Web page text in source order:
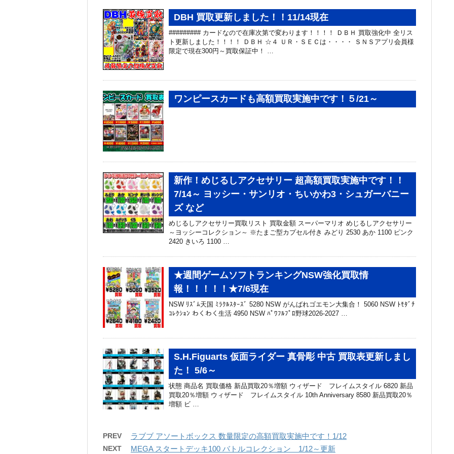
DBH 買取更新しました！！11/14現在
######### カードなので在庫次第で変わります！！！！ ＤＢＨ 買取強化中 全リス
ト更新しました！！！！ ＤＢＨ ☆４ ＵＲ・ＳＥＣは・・・・ ＳＮＳアプリ会員様
限定で現在300円～買取保証中！ …
ワンピースカードも高額買取実施中です！５/21～
新作！めじるしアクセサリー 超高額買取実施中です！！
7/14～ ヨッシー・サンリオ・ちいかわ3・シュガーバニー
ズ など
めじるしアクセサリー買取リスト 買取金額 スーパーマリオ めじるしアクセサリー
～ヨッシーコレクション～ ※たまご型カプセル付き みどり 2530 あか 1100 ピンク
2420 きいろ 1100 …
★週間ゲームソフトランキングNSW強化買取情
報！！！！！★7/6現在
NSW ﾘｽﾞﾑ天国 ﾐﾗｸﾙｽﾀｰｽﾞ 5280 NSW がんばれゴエモン大集合！ 5060 NSW ﾄﾓﾀﾞﾁ
ｺﾚｸｼｮﾝ わくわく生活 4950 NSW ﾊﾟﾜﾌﾙﾌﾟﾛ野球2026-2027 …
S.H.Figuarts 仮面ライダー 真骨彫 中古 買取表更新しまし
た！ 5/6～
状態 商品名 買取価格 新品買取20％増額 ウィザード フレイムスタイル 6820 新品
買取20％増額 ウィザード フレイムスタイル 10th Anniversary 8580 新品買取20％
増額 ビ …
PREV ラブブ アソートボックス 数量限定の高額買取実施中です！1/12
NEXT MEGA スタートデッキ100 バトルコレクション 1/12～更新